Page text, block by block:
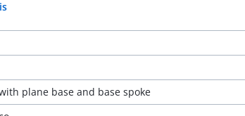
plane base and base spoke